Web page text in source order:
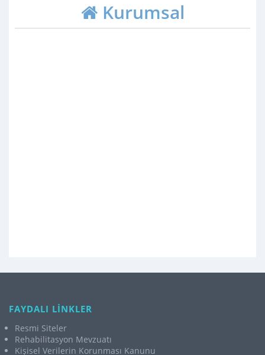
Kurumsal
FAYDALI LİNKLER
Resmi Siteler
Rehabilitasyon Mevzuatı
Kişisel Verilerin Korunması Kanunu